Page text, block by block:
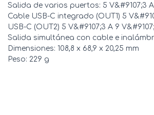
Salida de varios puertos: 5 V&#9107;3 A
Cable USB-C integrado (OUT1) 5
USB-C (OUT2) 5 V&#9107;3 A 9
Salida simultánea con cable e
Dimensiones: 108,8 x 68,9 x 20,25 mm
Peso: 229 g